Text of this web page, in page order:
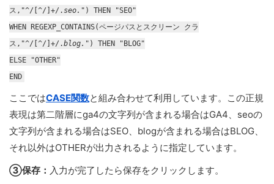
ス,"^/[^/]+/.seo. ") THEN "SEO"
WHEN REGEXP_CONTAINS(ページパスとスクリーン クラ
ス,"^/[^/]+/.blog. ") THEN "BLOG"
ELSE "OTHER"
END
ここではCASE関数と組み合わせて利用しています。この正規
表現は第二階層にga4の文字列が含まれる場合はGA4、seoの
文字列が含まれる場合はSEO、blogが含まれる場合はBLOG、
それ以外はOTHERが出力されるように指定しています。
③保存： 入力が完了したら保存をクリックします。